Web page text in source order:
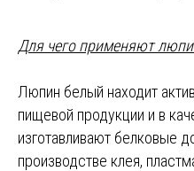
Для чего применяют
Люпин белый находит
пищевой продукции и в
изготавливают белковые
производстве клея,